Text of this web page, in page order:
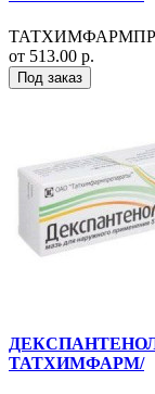
от 513.00 р.
Под заказ
ТАТХИМФАРМ/